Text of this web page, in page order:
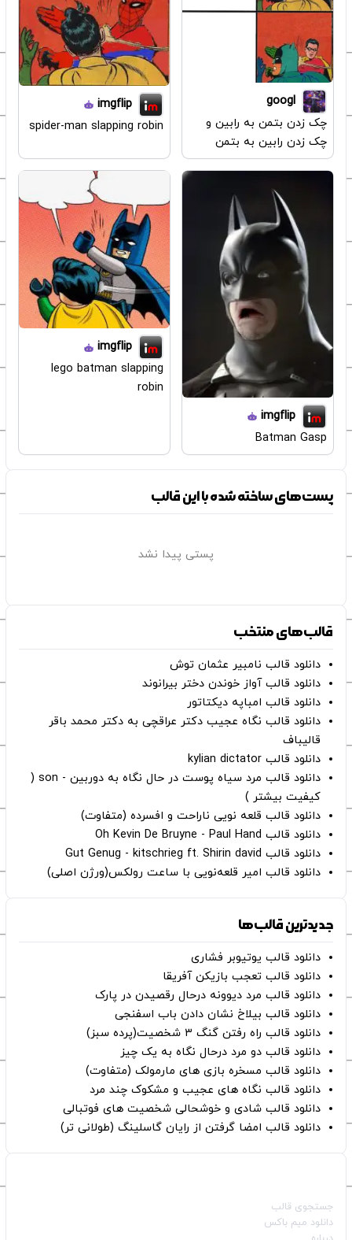
googl
چک زدن بتمن به رابین و
چک زدن رابین به بتمن
imgflip
spider-man slapping robin
imgflip
Batman Gasp
imgflip
lego batman slapping
robin
پست‌های ساخته شده با این قالب
پستی پیدا نشد
قالب‌های منتخب
دانلود قالب نامبیر عثمان ‌توش
دانلود قالب آواز خوندن دختر بیرانوند
دانلود قالب امباپه دیکتاتور
دانلود قالب نگاه عجیب دکتر عراقچی به دکتر محمد باقر
قالیباف
دانلود قالب kylian dictator
دانلود قالب مرد سیاه پوست در حال نگاه به دوربین - son (
کیفیت بیشتر )
دانلود قالب قلعه نویی ناراحت و افسرده (متفاوت)
دانلود قالب Oh Kevin De Bruyne - Paul Hand
دانلود قالب Gut Genug - kitschrieg ft. Shirin david
دانلود قالب امیر قلعه‌نویی با ساعت رولکس(ورژن اصلی)
جدیدترین قالب‌ها
دانلود قالب یوتیوبر فشاری
دانلود قالب تعجب بازیکن آفریقا
دانلود قالب مرد دیوونه درحال رقصیدن در پارک
دانلود قالب بیلاخ نشان دادن باب اسفنجی
دانلود قالب راه رفتن گنگ ۳ شخصیت(پرده سبز)
دانلود قالب دو مرد درحال نگاه به یک چیز
دانلود قالب مسخره بازی های مارمولک (متفاوت)
دانلود قالب نگاه های عجیب و مشکوک چند مرد
دانلود قالب شادی و خوشحالی شخصیت های فوتبالی
دانلود قالب امضا گرفتن از رایان گاسلینگ (طولانی تر)
جستجوی قالب
دانلود میم باکس